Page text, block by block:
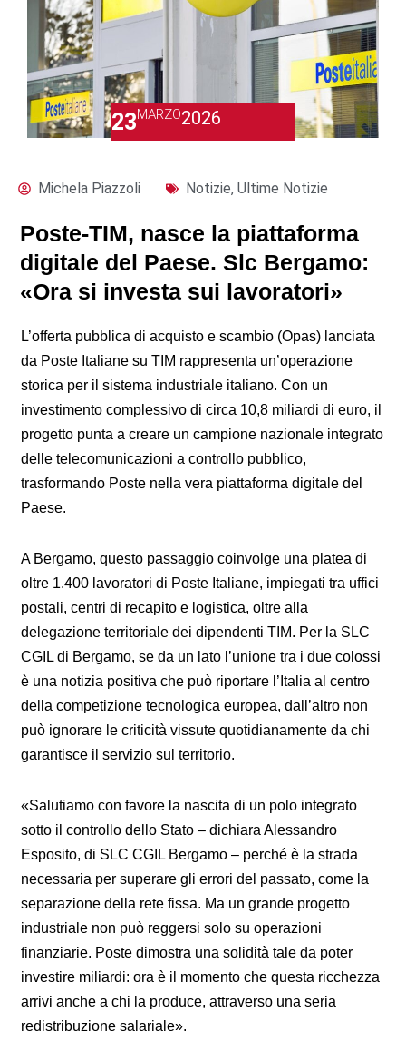
23MARZO2026
Michela Piazzoli Notizie, Ultime Notizie
Poste-TIM, nasce la piattaforma
digitale del Paese. Slc Bergamo:
«Ora si investa sui lavoratori»
L’offerta pubblica di acquisto e scambio (Opas) lanciata
da Poste Italiane su TIM rappresenta un’operazione
storica per il sistema industriale italiano. Con un
investimento complessivo di circa 10,8 miliardi di euro, il
progetto punta a creare un campione nazionale integrato
delle telecomunicazioni a controllo pubblico,
trasformando Poste nella vera piattaforma digitale del
Paese.
A Bergamo, questo passaggio coinvolge una platea di
oltre 1.400 lavoratori di Poste Italiane, impiegati tra uffici
postali, centri di recapito e logistica, oltre alla
delegazione territoriale dei dipendenti TIM. Per la SLC
CGIL di Bergamo, se da un lato l’unione tra i due colossi
è una notizia positiva che può riportare l’Italia al centro
della competizione tecnologica europea, dall’altro non
può ignorare le criticità vissute quotidianamente da chi
garantisce il servizio sul territorio.
«Salutiamo con favore la nascita di un polo integrato
sotto il controllo dello Stato – dichiara Alessandro
Esposito, di SLC CGIL Bergamo – perché è la strada
necessaria per superare gli errori del passato, come la
separazione della rete fissa. Ma un grande progetto
industriale non può reggersi solo su operazioni
finanziarie. Poste dimostra una solidità tale da poter
investire miliardi: ora è il momento che questa ricchezza
arrivi anche a chi la produce, attraverso una seria
redistribuzione salariale».